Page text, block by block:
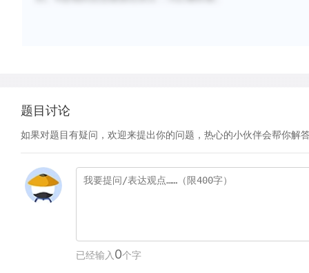
题目讨论
如果对题目有疑问，欢迎来提出你的问题，热心的小伙伴会帮你解
已经输入 0个字